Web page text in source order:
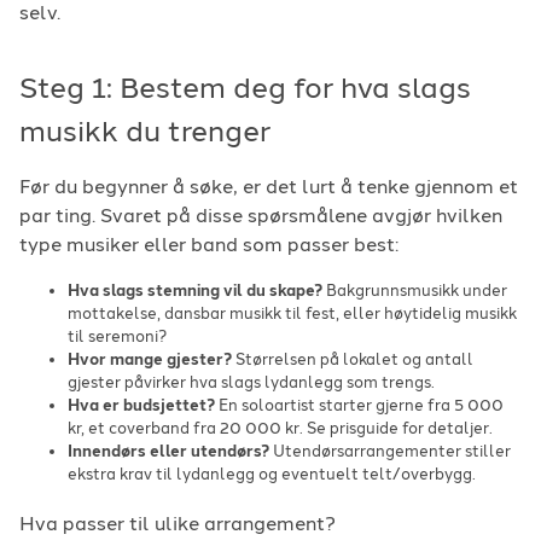
+4790640887
E-POST
support@gigplanet.no
selv.
Steg 1: Bestem deg for hva slags
musikk du trenger
Før du begynner å søke, er det lurt å tenke gjennom et
par ting. Svaret på disse spørsmålene avgjør hvilken
type musiker eller band som passer best:
Hva slags stemning vil du skape? Bakgrunnsmusikk under
mottakelse, dansbar musikk til fest, eller høytidelig musikk
til seremoni?
Hvor mange gjester? Størrelsen på lokalet og antall
gjester påvirker hva slags lydanlegg som trengs.
Hva er budsjettet? En soloartist starter gjerne fra 5 000
kr, et coverband fra 20 000 kr. Se prisguide for detaljer.
Innendørs eller utendørs? Utendørsarrangementer stiller
ekstra krav til lydanlegg og eventuelt telt/overbygg.
Hva passer til ulike arrangement?